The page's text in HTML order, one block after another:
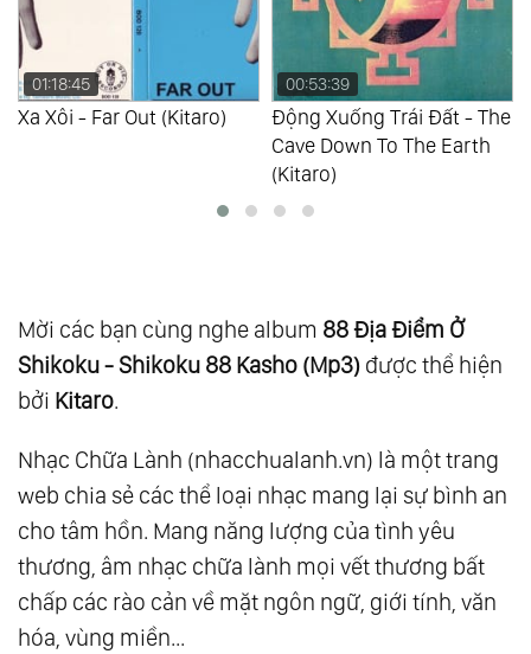
01:18:45
Xa Xôi - Far Out (Kitaro)
00:53:39
Động Xuống Trái Đất - The
Cave Down To The Earth
(Kitaro)
Mời các bạn cùng nghe album 88 Địa Điểm Ở
Shikoku - Shikoku 88 Kasho (Mp3) được thể hiện
bởi Kitaro.
Nhạc Chữa Lành (nhacchualanh.vn) là một trang
web chia sẻ các thể loại nhạc mang lại sự bình an
cho tâm hồn. Mang năng lượng của tình yêu
thương, âm nhạc chữa lành mọi vết thương bất
chấp các rào cản về mặt ngôn ngữ, giới tính, văn
hóa, vùng miền...